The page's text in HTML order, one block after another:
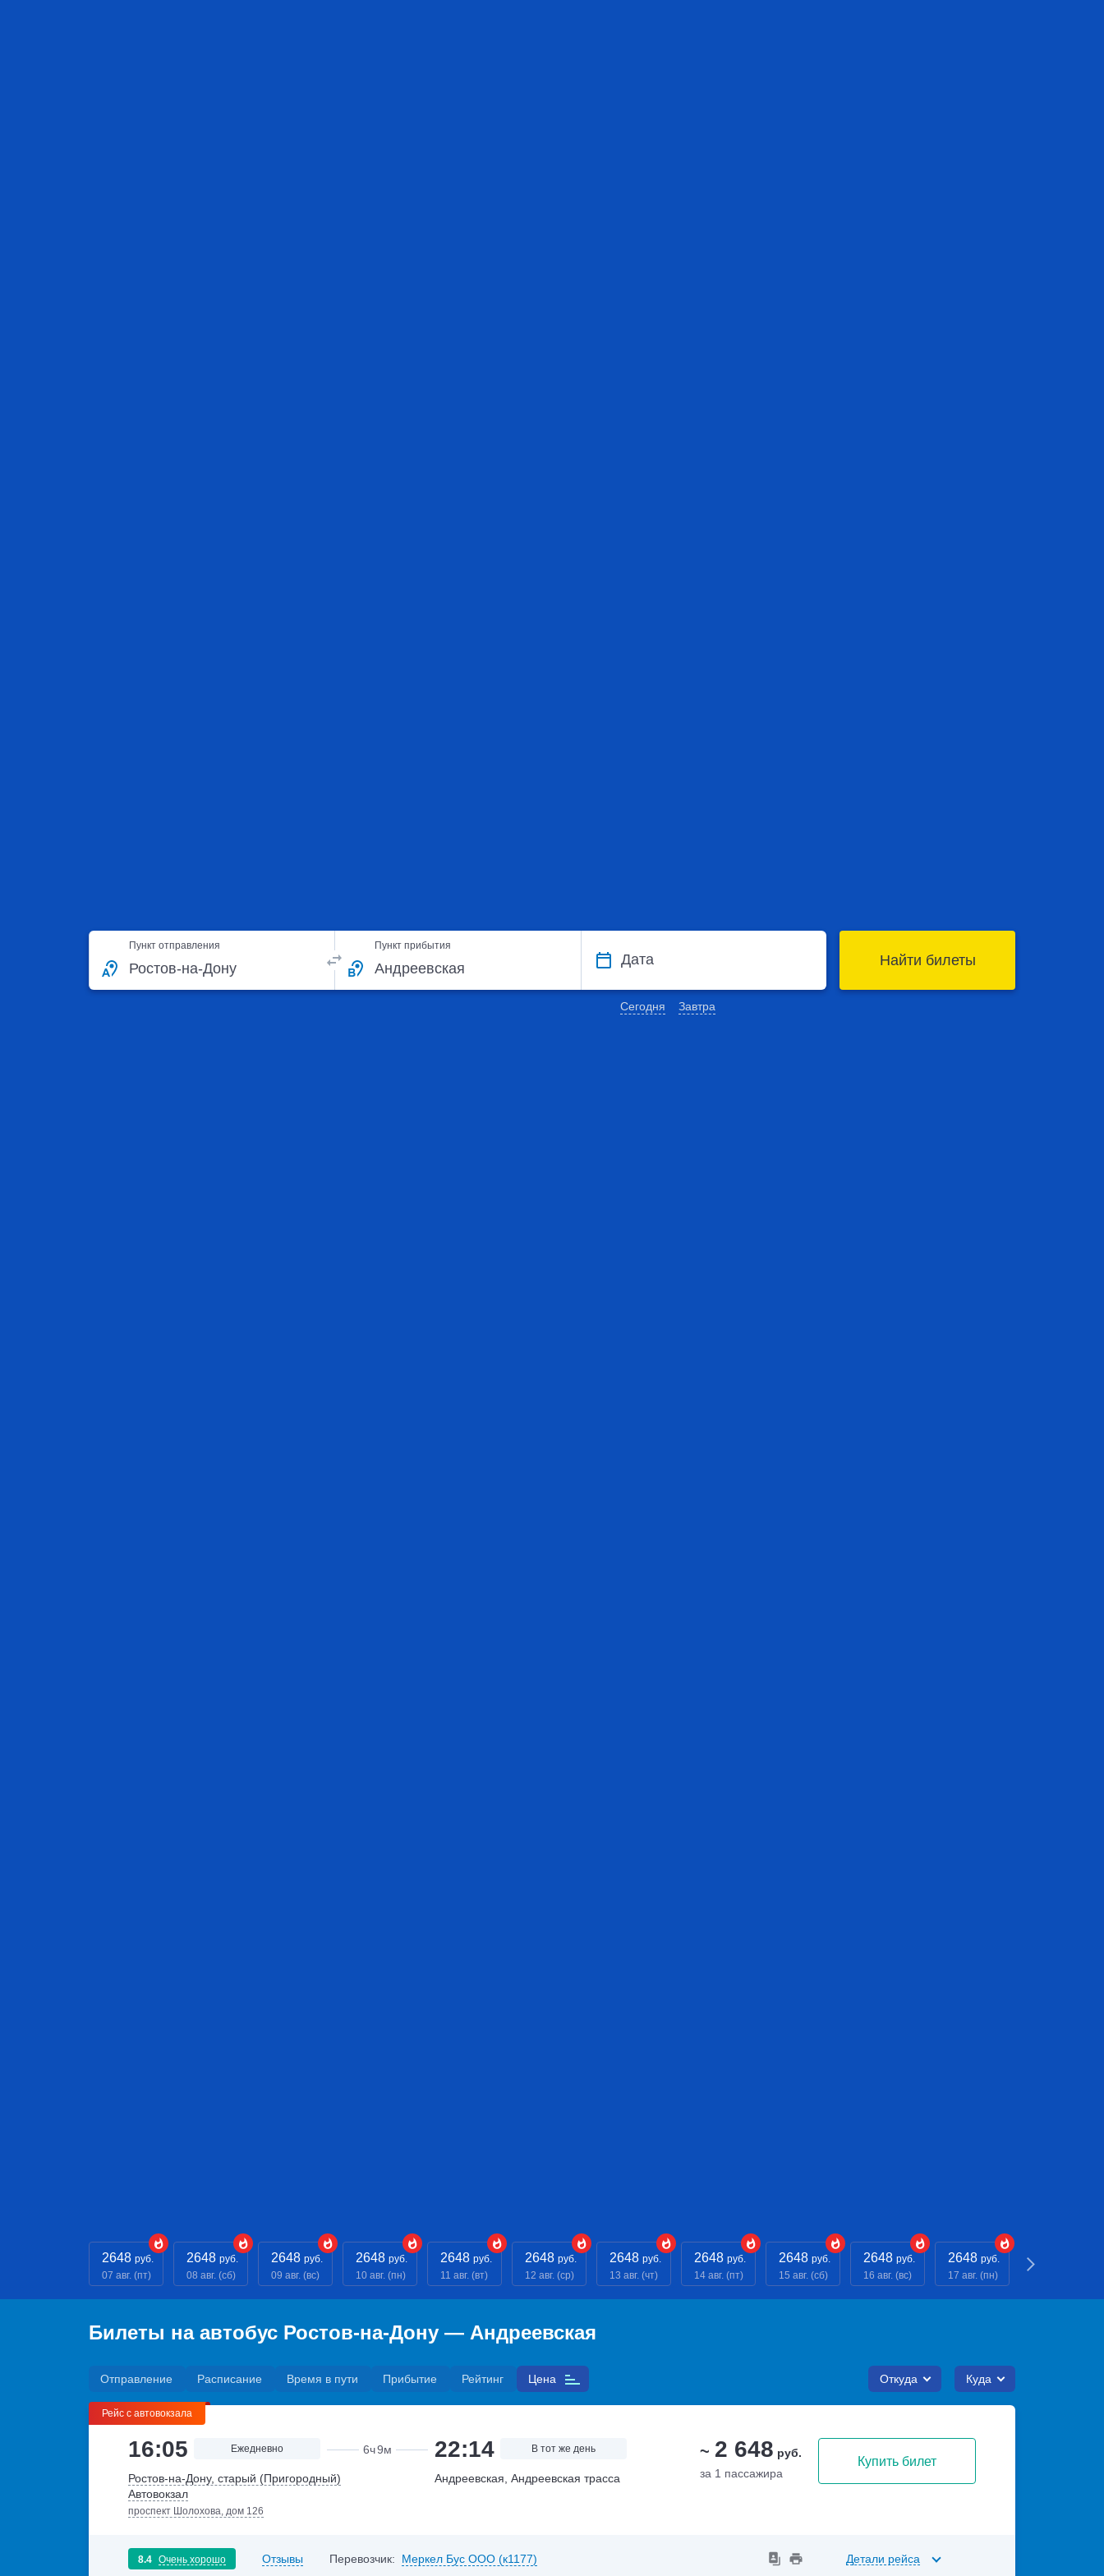
Пункт отправления Пункт прибытия
Дата
Сегодня Завтра
Найти билеты
2648 руб.
07 авг. (пт)
2648 руб.
08 авг. (сб)
2648 руб.
09 авг. (вс)
2648 руб.
10 авг. (пн)
2648 руб.
11 авг. (вт)
2648 руб.
12 авг. (ср)
2648 руб.
13 авг. (чт)
2648 руб.
14 авг. (пт)
2648 руб.
15 авг. (сб)
2648 руб.
16 авг. (вс)
2648 руб.
17 авг. (пн)
Билеты на автобус Ростов-на-Дону — Андреевская
Отправление Расписание Время в пути Прибытие Рейтинг Цена Откуда Куда
Рейс с автовокзала
16:05 Ежедневно 6ч9м 22:14 В тот же день ~ 2 648 руб.
за 1 пассажира
Купить билет
Ростов-на-Дону, старый (Пригородный)
Автовокзал
проспект Шолохова, дом 126
Андреевская, Андреевская трасса
8.4 Очень хорошо Отзывы Перевозчик: Меркел Бус ООО (к1177)